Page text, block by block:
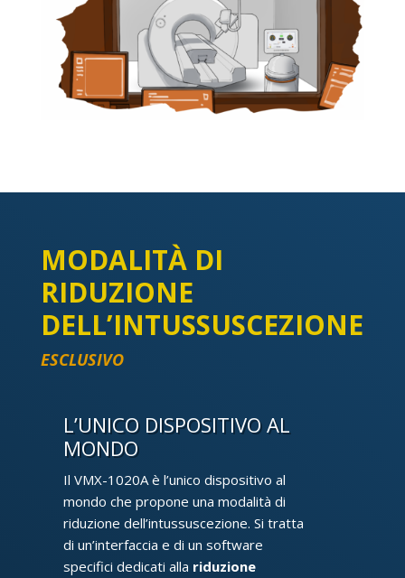
MODALITÀ DI
RIDUZIONE
DELL’INTUSSUSCEZIONE
ESCLUSIVO
L’UNICO DISPOSITIVO AL
MONDO
Il VMX-1020A è l’unico dispositivo al
mondo che propone una modalità di
riduzione dell’intussuscezione. Si tratta
di un’interfaccia e di un software
specifici dedicati alla riduzione